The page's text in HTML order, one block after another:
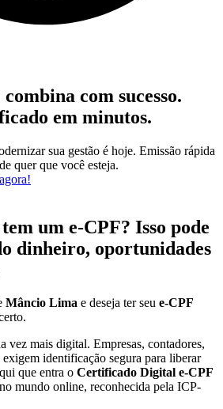
com sucesso.
em minutos.
sua gestão é hoje. Emissão rápida
quer que você esteja.
um e-CPF? Isso pode
dinheiro, oportunidades
Mâncio Lima e deseja ter seu e-CPF
vez mais digital. Empresas, contadores,
identificação segura para liberar
que entra o Certificado Digital e-CPF
mundo online, reconhecida pela ICP-